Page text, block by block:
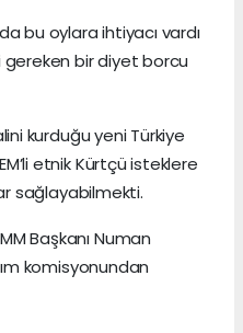
bu oylara ihtiyacı vardı
bir diyet borcu
kurduğu yeni Türkiye
etnik Kürtçü isteklere
sağlayabilmekti.
Başkanı Numan
komisyonundan